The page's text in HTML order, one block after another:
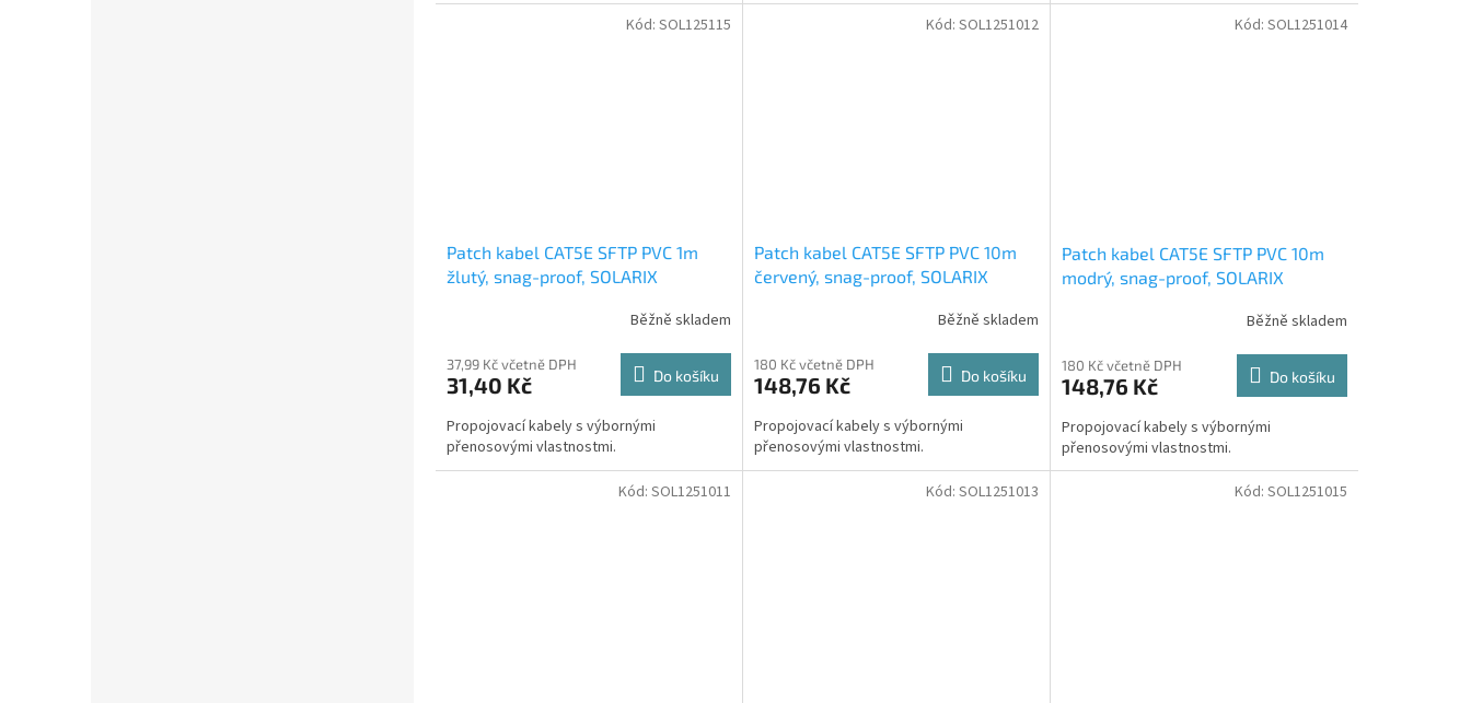
Patch kabel CAT5E SFTP PVC 1m
žlutý, snag-proof, SOLARIX
Běžně skladem
37,99 Kč včetně DPH
31,40 Kč Do košíku
Propojovací kabely s výbornými
přenosovými vlastnostmi.
Kód: SOL125115
Patch kabel CAT5E SFTP PVC 10m
červený, snag-proof, SOLARIX
Běžně skladem
180 Kč včetně DPH
148,76 Kč Do košíku
Propojovací kabely s výbornými
přenosovými vlastnostmi.
Kód: SOL1251012
Patch kabel CAT5E SFTP PVC 10m
modrý, snag-proof, SOLARIX
Běžně skladem
180 Kč včetně DPH
148,76 Kč Do košíku
Propojovací kabely s výbornými
přenosovými vlastnostmi.
Kód: SOL1251014
Kód: SOL1251011 Kód: SOL1251013 Kód: SOL1251015